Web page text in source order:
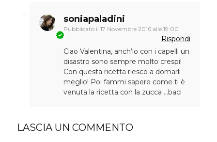
soniapaladini
Pubblicato il 17 Novembre 2016 alle 19:00
Rispondi
Ciao Valentina, anch’io con i capelli un
disastro sono sempre molto crespi!
Con questa ricetta riesco a domarli
meglio! Poi fammi sapere come ti è
venuta la ricetta con la zucca …baci
LASCIA UN COMMENTO